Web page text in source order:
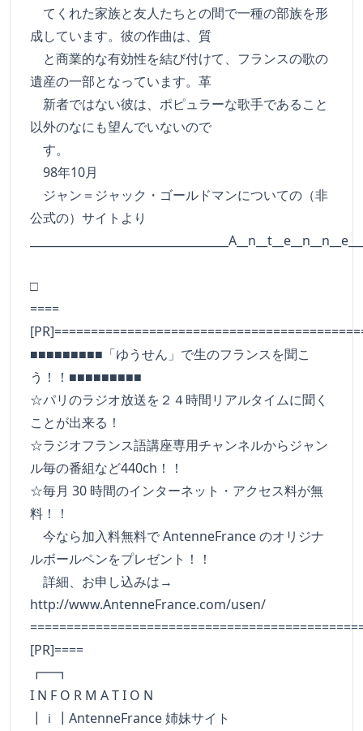
てくれた家族と友人たちとの間で一種の部族を形
成しています。彼の作曲は、質
と商業的な有効性を結び付けて、フランスの歌の
遺産の一部となっています。革
新者ではない彼は、ポピュラーな歌手であること
以外のなにも望んでいないので
す。
98年10月
ジャン＝ジャック・ゴールドマンについての（非
公式の）サイトより
□
====
■■■■■■■■■「ゆうせん」で生のフランスを聞こ
う！！■■■■■■■■■
☆パリのラジオ放送を２４時間リアルタイムに聞く
ことが出来る！
☆ラジオフランス語講座専用チャンネルからジャン
ル毎の番組など440ch！！
☆毎月 30 時間のインターネット・アクセス料が無
料！！
今なら加入料無料で AntenneFrance のオリジナ
ルボールペンをプレゼント！！
詳細、お申し込みは→
http://www.AntenneFrance.com/usen/
[PR]====
I N F O R M A T I O N
┃ｉ┃AntenneFrance 姉妹サイト